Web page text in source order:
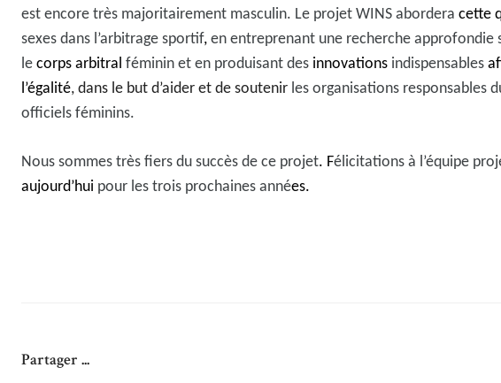
est encore très majoritairement masculin. Le projet WINS abordera cette
sexes dans l’arbitrage sportif, en entreprenant une recherche approfondie
le corps arbitral féminin et en produisant des innovations indispensables
l’égalité, dans le but d’aider et de soutenir les organisations responsables
officiels féminins.
Nous sommes très fiers du succès de ce projet. Félicitations à l’équipe
aujourd’hui pour les trois prochaines années.
Partager ...